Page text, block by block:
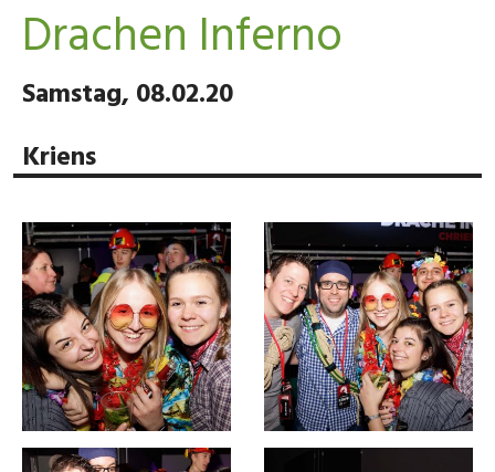
Drachen Inferno
Samstag, 08.02.20
Kriens